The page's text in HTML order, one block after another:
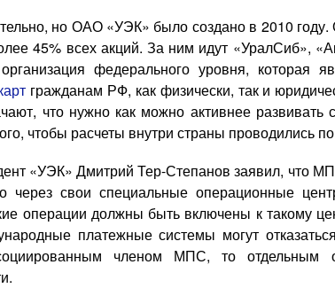
но ОАО «УЭК» было создано в 2010
45% всех акций. За ним идут «УралСиб»,
федерального уровня, которая
гражданам РФ, как физически, так и
что нужно как можно активнее
чтобы расчеты внутри страны проводились
«УЭК» Дмитрий Тер-Степанов заявил, что
через свои специальные операционные
операции должны быть включены к такому
платежные системы могут
членом МПС, то отдельным